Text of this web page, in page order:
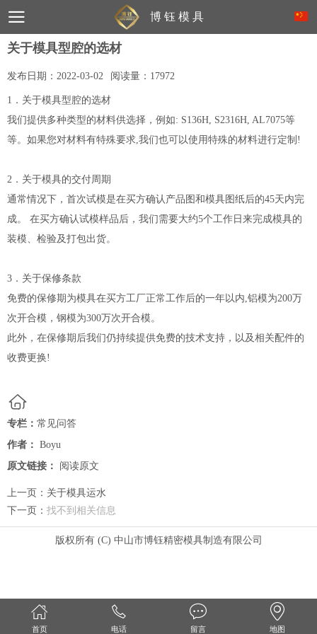
博 钰 模 具
关于模具型腔的选材
发布日期： 2022-03-02 阅读量： 17972
1．关于模具型腔的选材
我们提供多种类型的材料供选择，例如: S136H, S2316H, AL7075等
等。如果您对材料有特殊要求,我们也可以使用特殊的材料进行定制!
2．关于模具的交付周期
通常情况下，首次试模是在买方确认产品图和模具图纸后的45天内完
成。 在买方确认试模样品后，我们需要大约5个工作日来完成模具的
装模、检验及打包出货。
3．关于保修条款
免费的保修期为模具在买方工厂正常工作后的一年以内,铝模为200万
次开合模，钢模为300万次开合模。
此外，在保修期后我们仍持续提供免费的技术支持，以及相关配件的
收费更换!
专栏： 常见问答
作者： Boyu
原文链接：
阅读原文
上一页： 关于模具运水
下一页： 找不到相关信息
版权所有 (C) 中山市博钰精密模具制造有限公司
首页 电话 留言 地图